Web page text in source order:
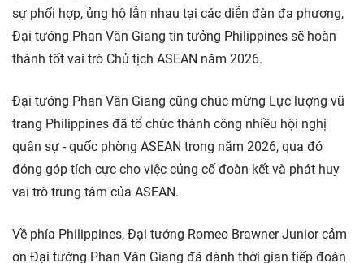
sự phối hợp, ủng hộ lẫn nhau tại các diễn đàn đa phương,
Đại tướng Phan Văn Giang tin tưởng Philippines sẽ hoàn
thành tốt vai trò Chủ tịch ASEAN năm 2026.
Đại tướng Phan Văn Giang cũng chúc mừng Lực lượng vũ
trang Philippines đã tổ chức thành công nhiều hội nghị
quân sự - quốc phòng ASEAN trong năm 2026, qua đó
đóng góp tích cực cho việc củng cố đoàn kết và phát huy
vai trò trung tâm của ASEAN.
Về phía Philippines, Đại tướng Romeo Brawner Junior cảm
ơn Đại tướng Phan Văn Giang đã dành thời gian tiếp đoàn